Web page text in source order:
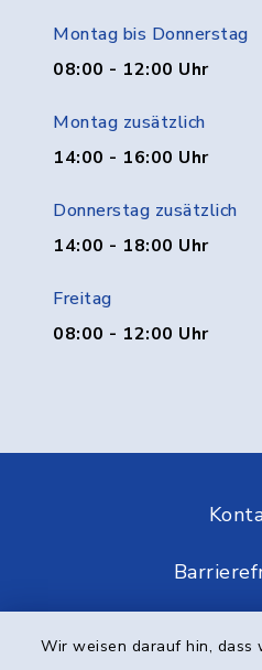
Wir weisen darauf hin, dass
Montag bis Donnerstag
08:00 - 12:00 Uhr
Montag zusätzlich
14:00 - 16:00 Uhr
Donnerstag zusätzlich
14:00 - 18:00 Uhr
Freitag
08:00 - 12:00 Uhr